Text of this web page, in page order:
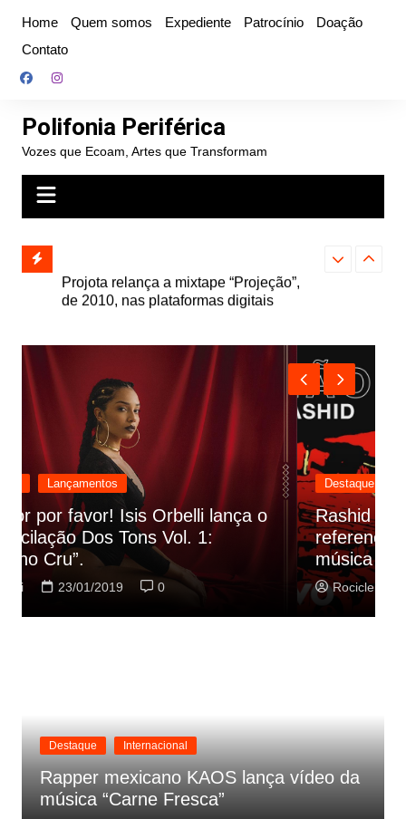
conteúdo
Home Quem somos Expediente Patrocínio
Doação
Contato
Polifonia Periférica
Vozes que Ecoam, Artes que Transformam
e abre
autoral,
Farofa
Destaque Lançamentos
Rashid vai buscar nos HQs as
referencias do clipe de sua nova
música
Rociclei 22/01/2019
Destaque Internacional
Rapper mexicano KAOS lança vídeo da
música “Carne Fresca”